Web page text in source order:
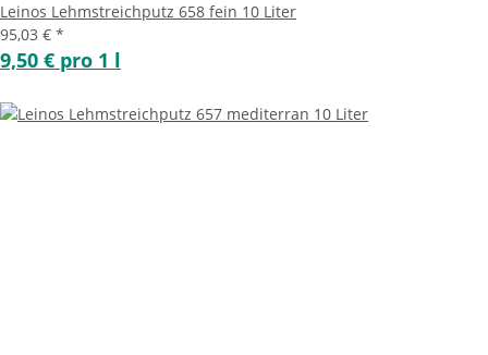
Leinos Lehmstreichputz 658 fein 10 Liter
95,03 € *
9,50 € pro 1 l